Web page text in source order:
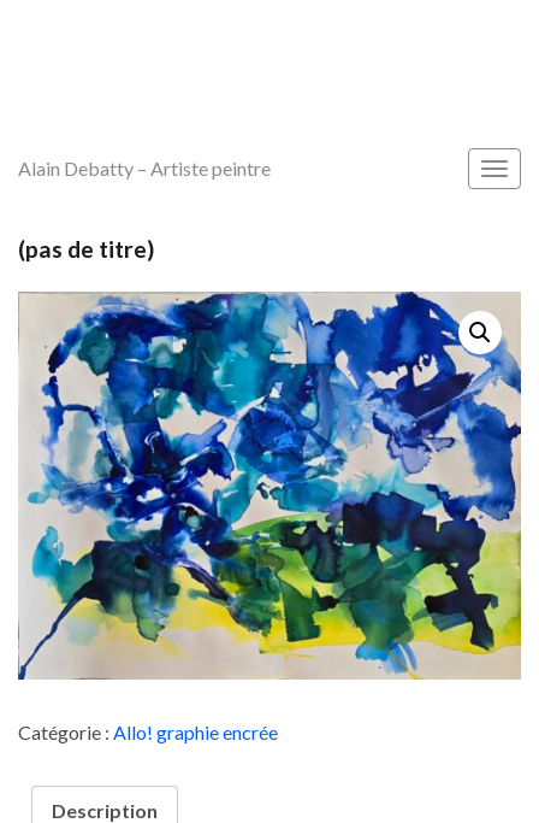
Alain Debatty – Artiste peintre
(pas de titre)
Catégorie : Allo! graphie encrée
Description